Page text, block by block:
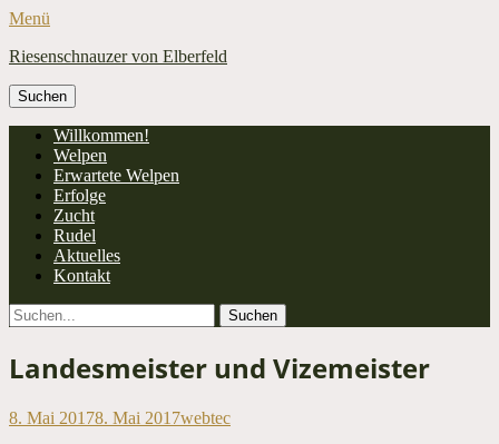
Menü
Riesenschnauzer von Elberfeld
Suchen
nach:
Primäres
Menü
Zum
Inhalt
springen
Willkommen!
Welpen
Erwartete Welpen
Erfolge
Zucht
Rudel
Aktuelles
Kontakt
Suchen
Suchen
nach:
Landesmeister und Vizemeister
Veröffentlicht
8. Mai 20178. Mai 2017Autor
webtec